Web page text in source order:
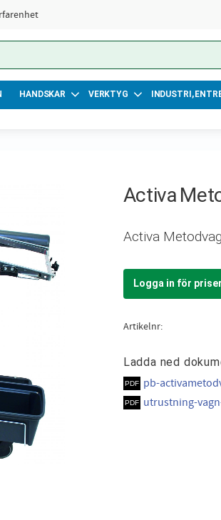
HANDSKAR VERKTYG INDUSTRI,
Activa
Activa
Logga in för priser
Artikelnr
Ladda ned
pb-
utrustning-